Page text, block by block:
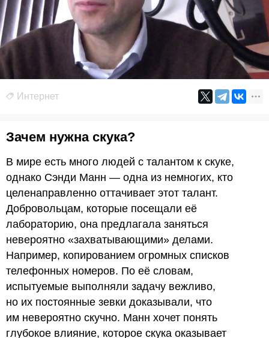
Интернет
Зачем нужна скука?
В мире есть много людей с талантом к скуке,
однако Сэнди Манн — одна из немногих, кто
целенаправленно оттачивает этот талант.
Добровольцам, которые посещали её
лабораторию, она предлагала заняться
невероятно «захватывающими» делами.
Например, копированием огромных списков
телефонных номеров. По её словам,
испытуемые выполняли задачу вежливо,
но их постоянные зевки доказывали, что
им невероятно скучно. Манн хочет понять
глубокое влияние, которое скука оказывает